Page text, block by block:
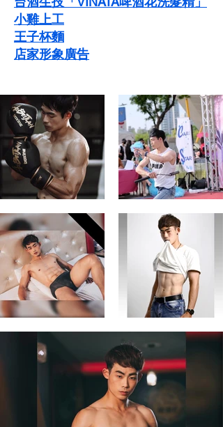
​小雞上工
​王子杯麵
​店家形象廣告